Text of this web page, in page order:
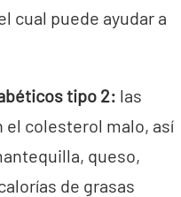
cual puede ayudar a
tipo 2: las
el colesterol malo, así
queso,
de grasas